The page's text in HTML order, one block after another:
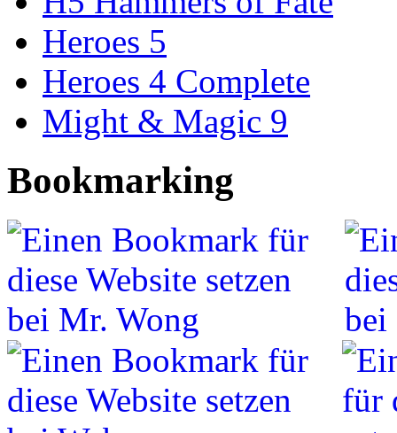
Heroes 5
Heroes 4 Complete
Might & Magic 9
Bookmarking